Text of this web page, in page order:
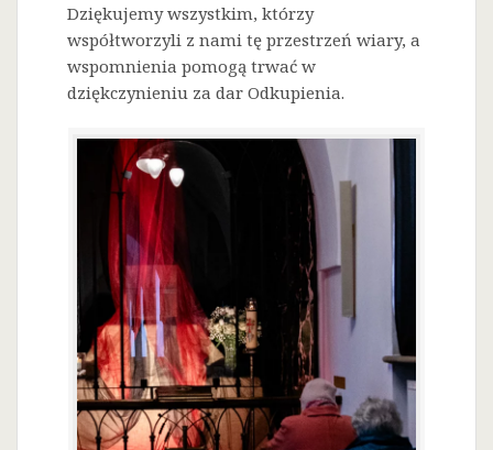
Dziękujemy wszystkim, którzy
współtworzyli z nami tę przestrzeń wiary, a
wspomnienia pomogą trwać w
dziękczynieniu za dar Odkupienia.